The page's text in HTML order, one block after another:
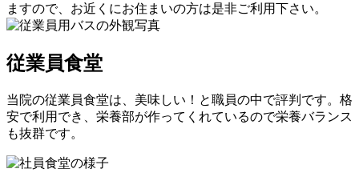
ますので、お近くにお住まいの方は是非ご利用下さい。
従業員食堂
当院の従業員食堂は、美味しい！と職員の中で評判です。格
安で利用でき、栄養部が作ってくれているので栄養バランス
も抜群です。